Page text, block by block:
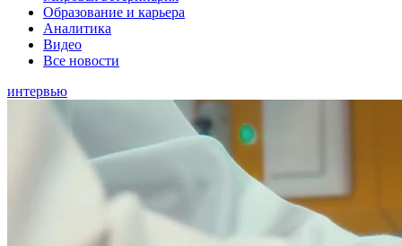
Образование и карьера
Аналитика
Видео
Все новости
интервью